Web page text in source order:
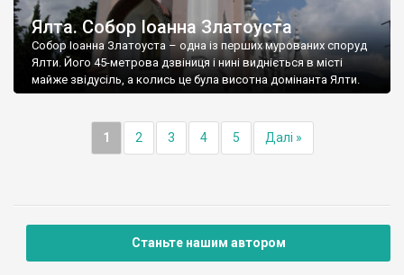
Ялта. Собор Іоанна Златоуста
Собор Іоанна Златоуста – одна із перших мурованих споруд
Ялти. Його 45-метрова дзвіниця і нині видніється в місті
майже звідусіль, а колись це була висотна домінанта Ялти.
1 2 3 4 5 Далі »
Станьте нашим автором